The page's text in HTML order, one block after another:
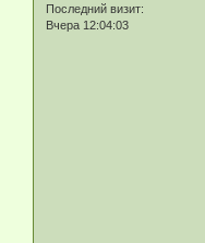
Последний визит:
Вчера 12:04:03